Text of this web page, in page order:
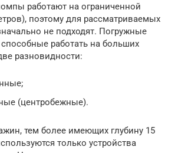
работают на ограниченной
поэтому для рассматриваемых
не подходят. Погружные
работать на больших
разновидности:
(центробежные).
тем более имеющих глубину 15
только устройства